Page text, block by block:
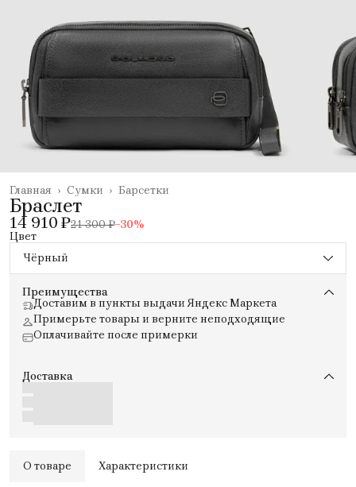
Барсетки
Сумки ›
Главная ›
Браслет
14 910 ₽21 300 ₽−30%
Цвет
Чёрный
Преимущества
Доставим в пункты выдачи Яндекс Маркета
Примерьте товары и верните неподходящие
Оплачивайте после примерки
Доставка
О товаре Характеристики